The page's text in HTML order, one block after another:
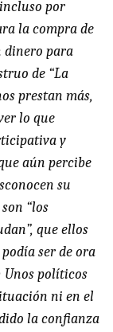
por
la compra de
dinero para
de “La
prestan más,
lo que
y
aún percibe
su
“los
que ellos
ser de ora
Unos políticos
ni en el
la confianza